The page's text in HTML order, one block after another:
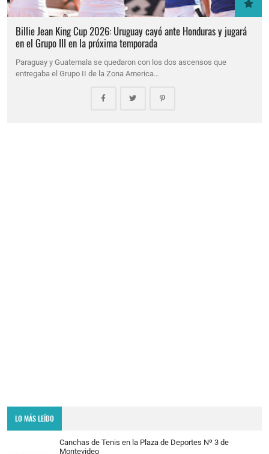
Billie Jean King Cup 2026: Uruguay cayó ante Honduras y jugará
en el Grupo III en la próxima temporada
Paraguay y Guatemala se quedaron con los dos ascensos que
entregaba el Grupo II de la Zona America…
LO MÁS LEÍDO
Canchas de Tenis en la Plaza de Deportes Nº 3 de
Montevideo